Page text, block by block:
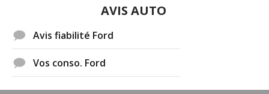
AVIS AUTO
Avis fiabilité Ford
Vos conso. Ford